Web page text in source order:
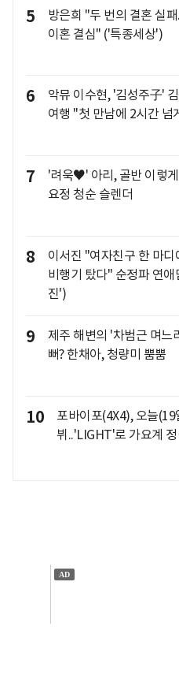
5
방은희 "두 번의 결혼 실
이혼 결심" ('특종세상')
6
악뮤 이수현, '김성주子'
여행 "첫 만남에 2시간 넘
7
'려욱♥' 아리, 골반 이렇
요정 청순 슬렌더
8
이서진 "여자친구 한 마디
비행기 탔다" 순정파 연애
진')
9
제주 해변의 '차범근 며느
뻐? 한채아, 청량미 뿜뿜
10
포바이포(4X4), 오늘(19
뷔..'LIGHT'로 가요계